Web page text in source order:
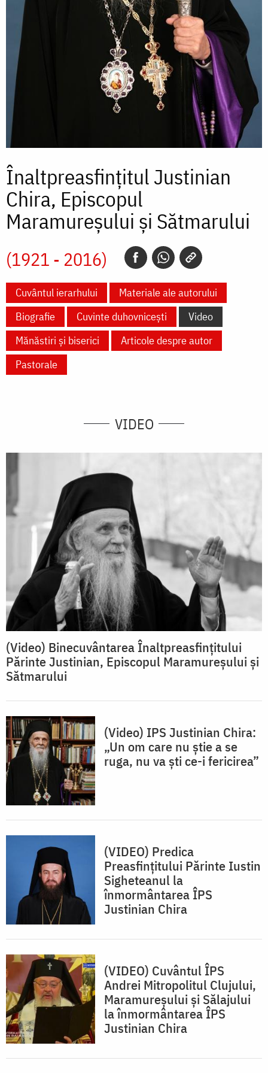
Înaltpreasfințitul Justinian
Chira, Episcopul
Maramureșului și Sătmarului
(1921 - 2016)
Cuvântul ierarhului
Materiale ale autorului
Biografie
Cuvinte duhovnicești
Video
Mănăstiri și biserici
Articole despre autor
Pastorale
VIDEO
(Video) Binecuvântarea Înaltpreasfințitului
Părinte Justinian, Episcopul Maramureșului și
Sătmarului
(Video) IPS Justinian Chira:
„Un om care nu ştie a se
ruga, nu va şti ce-i fericirea”
(VIDEO) Predica
Preasfințitului Părinte Iustin
Sigheteanul la
înmormântarea ÎPS
Justinian Chira
(VIDEO) Cuvântul ÎPS
Andrei Mitropolitul Clujului,
Maramureșului și Sălajului
la înmormântarea ÎPS
Justinian Chira